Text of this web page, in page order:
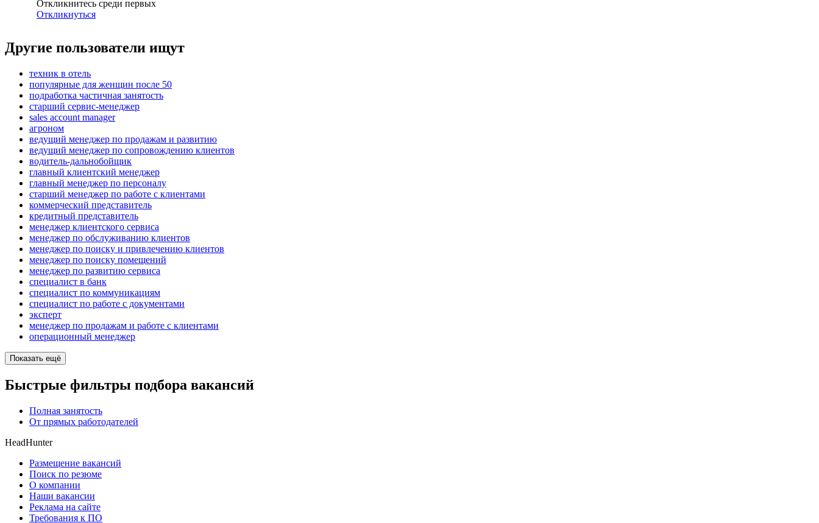
Откликнитесь среди первых
Откликнуться
Другие пользователи ищут
техник в отель
популярные для женщин после 50
подработка частичная занятость
старший сервис-менеджер
sales account manager
агроном
ведущий менеджер по продажам и развитию
ведущий менеджер по сопровождению клиентов
водитель-дальнобойщик
главный клиентский менеджер
главный менеджер по персоналу
старший менеджер по работе с клиентами
коммерческий представитель
кредитный представитель
менеджер клиентского сервиса
менеджер по обслуживанию клиентов
менеджер по поиску и привлечению клиентов
менеджер по поиску помещений
менеджер по развитию сервиса
специалист в банк
специалист по коммуникациям
специалист по работе с документами
эксперт
менеджер по продажам и работе с клиентами
операционный менеджер
Показать ещё
Быстрые фильтры подбора вакансий
Полная занятость
От прямых работодателей
HeadHunter
Размещение вакансий
Поиск по резюме
О компании
Наши вакансии
Реклама на сайте
Требования к ПО